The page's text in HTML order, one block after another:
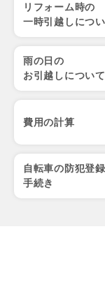
リフォーム時の
一時引越しにつ
雨の日の
お引越しについて
費用の計算
自転車の防犯登
手続き